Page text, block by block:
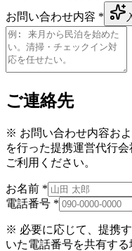
お問い合わせ内容 *
ご連絡先
※ お問い合わせ内容お
を行った提携運営代行
ご利用ください。
お名前 *
電話番号 *
※ 必要に応じて、提携
いた電話番号を共有する